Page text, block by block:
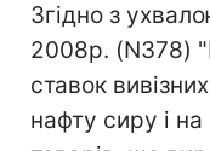
Згідно з
2008р. (N378)
ставок
нафту сиру і на